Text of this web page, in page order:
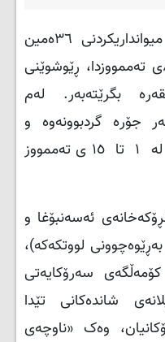
حکوومەتی تورکیا بەنیازە بۆ میوانداریکردنی ٣٦ەمین
لووتکەی ناتۆ لە ڕۆژانی ٧ و ٨ی تەممووزدا، ڕێوشوێنی
بگرێتەبەر. لەم
جۆرە گردبوونەوە و
خۆپیشاندانێک لە پایتەختدا لە ١ تا ١٥ی تەممووز
ئەسەنبۆغا و
لووتکەکە)،
سەرۆکایەتی
شاندەکانی تێدا
وەک «ناوچەی